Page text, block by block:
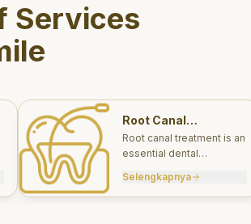
Services
Root Canal
Treatments
Root canal treatment is an
essential dental
save a tooth that has
been severely damaged
Selengkapnya